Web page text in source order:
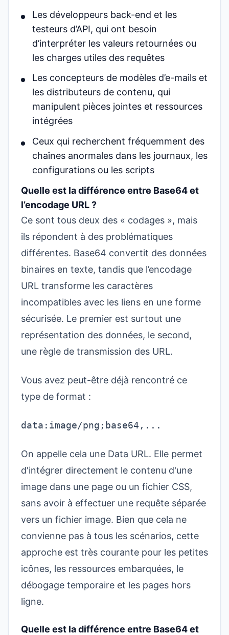
Les développeurs back-end et les
testeurs d’API, qui ont besoin
d’interpréter les valeurs retournées ou
les charges utiles des requêtes
Les concepteurs de modèles d’e-mails et
les distributeurs de contenu, qui
manipulent pièces jointes et ressources
intégrées
Ceux qui recherchent fréquemment des
chaînes anormales dans les journaux, les
configurations ou les scripts
Quelle est la différence entre Base64 et
l’encodage URL ?
Ce sont tous deux des « codages », mais
ils répondent à des problématiques
différentes. Base64 convertit des données
binaires en texte, tandis que l’encodage
URL transforme les caractères
incompatibles avec les liens en une forme
sécurisée. Le premier est surtout une
représentation des données, le second,
une règle de transmission des URL.
Vous avez peut-être déjà rencontré ce
type de format :
data:image/png;base64,...
On appelle cela une Data URL. Elle permet
d'intégrer directement le contenu d'une
image dans une page ou un fichier CSS,
sans avoir à effectuer une requête séparée
vers un fichier image. Bien que cela ne
convienne pas à tous les scénarios, cette
approche est très courante pour les petites
icônes, les ressources embarquées, le
débogage temporaire et les pages hors
ligne.
Quelle est la différence entre Base64 et